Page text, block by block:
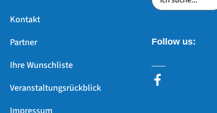
Kontakt
Partner
Ihre Wunschliste
Veranstaltungsrückblick
Follow us: